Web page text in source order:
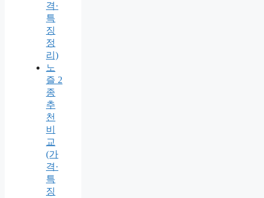
격·
특
징
정
리)
노
즐 2
종
추
천
비
교
(가
격·
특
징